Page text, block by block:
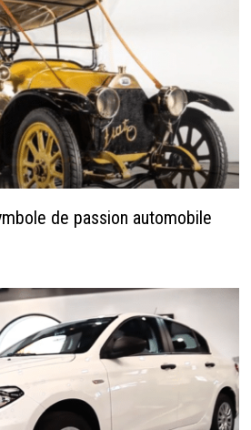
de passion automobile